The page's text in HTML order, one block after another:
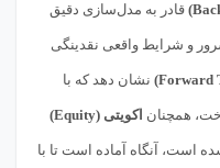
قادر به مدل‌سازی دقیق
و شرایط واقعی نقدینگی
نشان دهد که با
همچنان اکویتی (Equity)
است، آنگاه آماده است تا با